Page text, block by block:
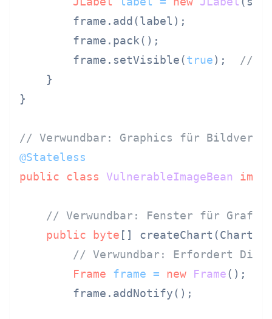
        frame.add(label);
        frame.pack();
        frame.setVisible(
true); //
    }
}
// Verwundbar: Graphics für
@Stateless
public
class VulnerableImageBean
// Verwundbar: Fenster für
public
byte []
// Verwundbar: Erfordert
Frame
frame = new Frame();
        frame.addNotify();